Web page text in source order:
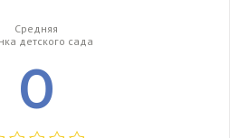
Средняя
детского сада
0